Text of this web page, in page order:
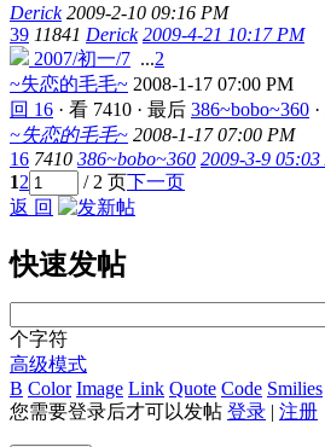
Derick 2009-2-10 09:16 PM
39 11841 Derick 2009-4-21 10:17 PM
2007/初一/7 ...2
~失恋的毛毛~ 2008-1-17 07:00 PM
回 16 · 看 7410 · 最后 386~bobo~360 ·
~失恋的毛毛~ 2008-1-17 07:00 PM
16 7410 386~bobo~360 2009-3-9 05:03
12 / 2 页下一页
返 回
快速发帖
个字符
高级模式
B Color Image Link Quote Code Smilies
您需要登录后才可以发帖 登录 | 注册